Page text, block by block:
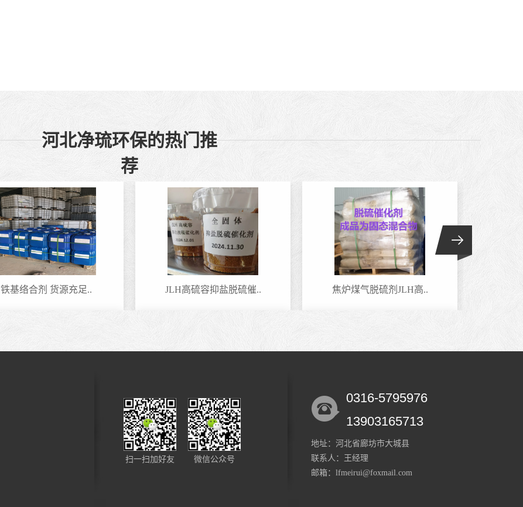
河北净琉环保的热门推
荐
铁基络合剂 货源充足.. JLH高硫容抑盐脱硫催.. 焦炉煤气脱硫剂JLH高..
铁基络合剂 货源充足.. 铁基催化剂 现场技术..
扫一扫加好友 微信公众号
0316-5795976
13903165713
地址：河北省廊坊市大城县
联系人：王经理
邮箱：lfmeirui@foxmail.com